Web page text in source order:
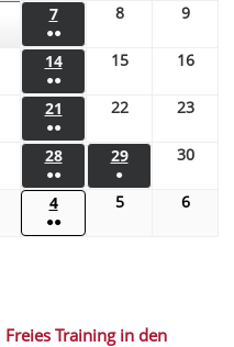
7
●●
8 9
14
●●
15 16
21
●●
22 23
28
●●
29
●
30
4
●●
5 6
Freies Training in den